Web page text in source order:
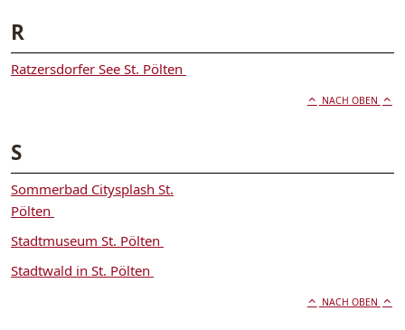
R
Ratzersdorfer See St. Pölten
NACH OBEN
S
Sommerbad Citysplash St.
Pölten
Stadtmuseum St. Pölten
Stadtwald in St. Pölten
NACH OBEN